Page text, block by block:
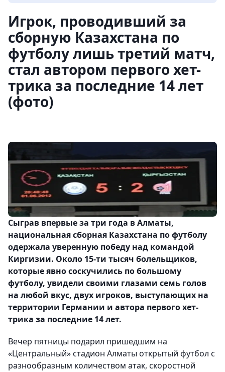
Игрок, проводивший за
сборную Казахстана по
футболу лишь третий матч,
стал автором первого хет-
трика за последние 14 лет
(фото)
Сыграв впервые за три года в Алматы,
национальная сборная Казахстана по футболу
одержала уверенную победу над командой
Киргизии. Около 15-ти тысяч болельщиков,
которые явно соскучились по большому
футболу, увидели своими глазами семь голов
на любой вкус, двух игроков, выступающих на
территории Германии и автора первого хет-
трика за последние 14 лет.
Вечер пятницы подарил пришедшим на
«Центральный» стадион Алматы открытый футбол с
разнообразным количеством атак, скоростной